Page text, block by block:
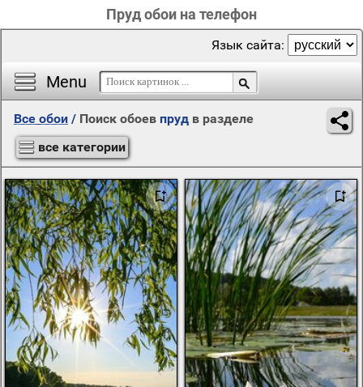
Пруд обои на телефон
Menu
Язык сайта:
Все обои / Поиск обоев пруд в разделе
все категории